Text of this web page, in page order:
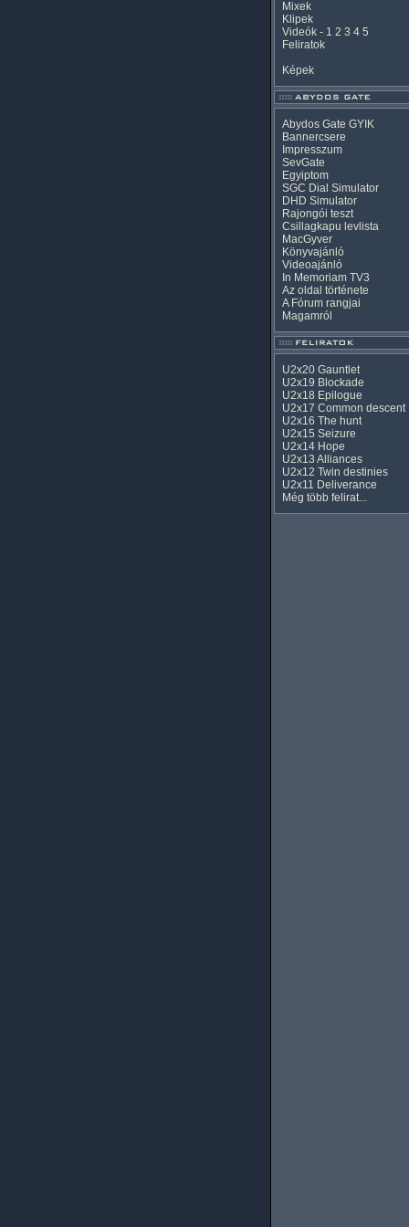
Mixek
Klipek
Videók - 1 2 3 4 5
Feliratok
Képek
Abydos Gate GYIK
Bannercsere
Impresszum
SevGate
Egyiptom
SGC Dial Simulator
DHD Simulator
Rajongói teszt
Csillagkapu levlista
MacGyver
Könyvajánló
Videoajánló
In Memoriam TV3
Az oldal története
A Fórum rangjai
Magamról
U2x20 Gauntlet
U2x19 Blockade
U2x18 Epilogue
U2x17 Common descent
U2x16 The hunt
U2x15 Seizure
U2x14 Hope
U2x13 Alliances
U2x12 Twin destinies
U2x11 Deliverance
Még több felirat...